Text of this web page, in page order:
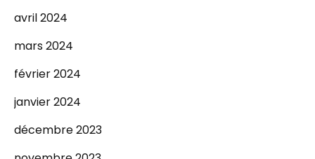
avril 2024
mars 2024
février 2024
janvier 2024
décembre 2023